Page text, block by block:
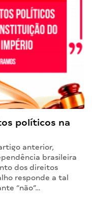
políticos na
anterior,
brasileira
dos direitos
responde a tal
“não”…